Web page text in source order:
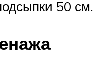
50 см.